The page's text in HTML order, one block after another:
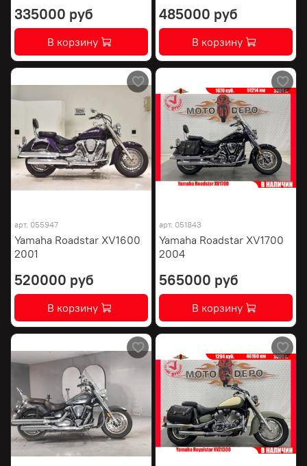
335000 руб
В корзину
485000 руб
В корзину
арт. 055947
Yamaha Roadstar XV1600
2001
520000 руб
В корзину
арт. 051843
Yamaha Roadstar XV1700
2004
565000 руб
В корзину